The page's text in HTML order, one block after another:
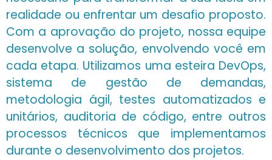
realidade ou enfrentar um desafio proposto.
Com a aprovação do projeto, nossa equipe
desenvolve a solução, envolvendo você em
cada etapa. Utilizamos uma esteira DevOps,
sistema de gestão de demandas,
metodologia ágil, testes automatizados e
unitários, auditoria de código, entre outros
processos técnicos que implementamos
durante o desenvolvimento dos projetos.